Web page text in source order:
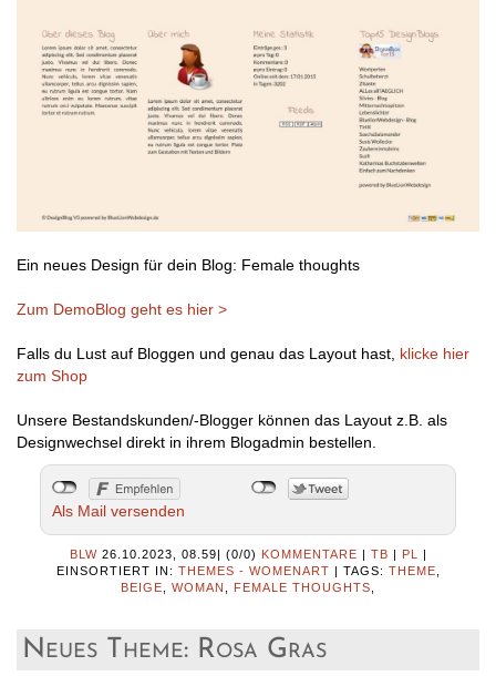
Ein neues Design für dein Blog: Female thoughts
Zum DemoBlog geht es hier >
Falls du Lust auf Bloggen und genau das Layout hast, klicke hier
zum Shop
Unsere Bestandskunden/-Blogger können das Layout z.B. als
Designwechsel direkt in ihrem Blogadmin bestellen.
Als Mail versenden
BLW 26.10.2023, 08.59| (0/0) KOMMENTARE | TB | PL
|
EINSORTIERT IN: THEMES - WOMENART | TAGS: THEME
BEIGE
WOMAN FEMALE THOUGHTS
Neues Theme: Rosa Gras